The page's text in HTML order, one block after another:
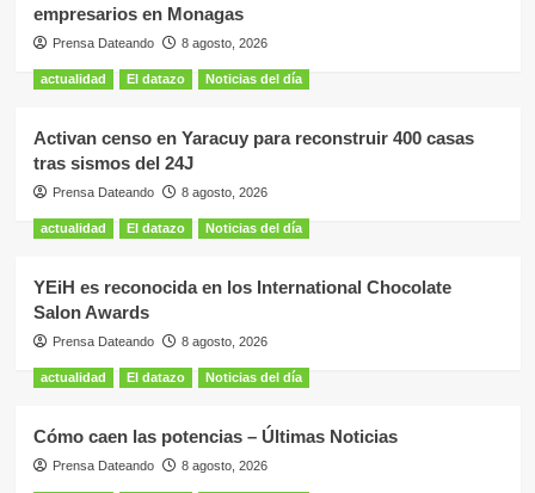
empresarios en Monagas
Prensa Dateando 8 agosto, 2026
actualidad El datazo Noticias del día
Activan censo en Yaracuy para reconstruir 400 casas
tras sismos del 24J
Prensa Dateando 8 agosto, 2026
actualidad El datazo Noticias del día
YEiH es reconocida en los International Chocolate
Salon Awards
Prensa Dateando 8 agosto, 2026
actualidad El datazo Noticias del día
Cómo caen las potencias – Últimas Noticias
Prensa Dateando 8 agosto, 2026